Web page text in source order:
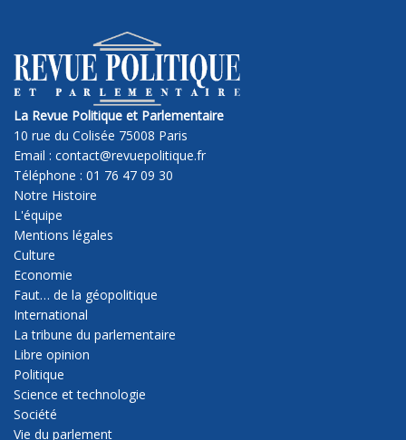
La Revue Politique et Parlementaire
10 rue du Colisée 75008 Paris
Email : contact@revuepolitique.fr
Téléphone : 01 76 47 09 30
Notre Histoire
L'équipe
Mentions légales
Culture
Economie
Faut… de la géopolitique
International
La tribune du parlementaire
Libre opinion
Politique
Science et technologie
Société
Vie du parlement